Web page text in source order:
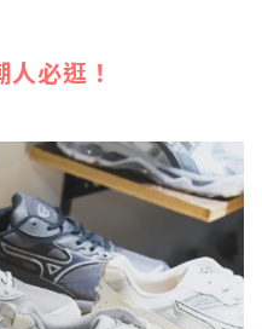
必逛！